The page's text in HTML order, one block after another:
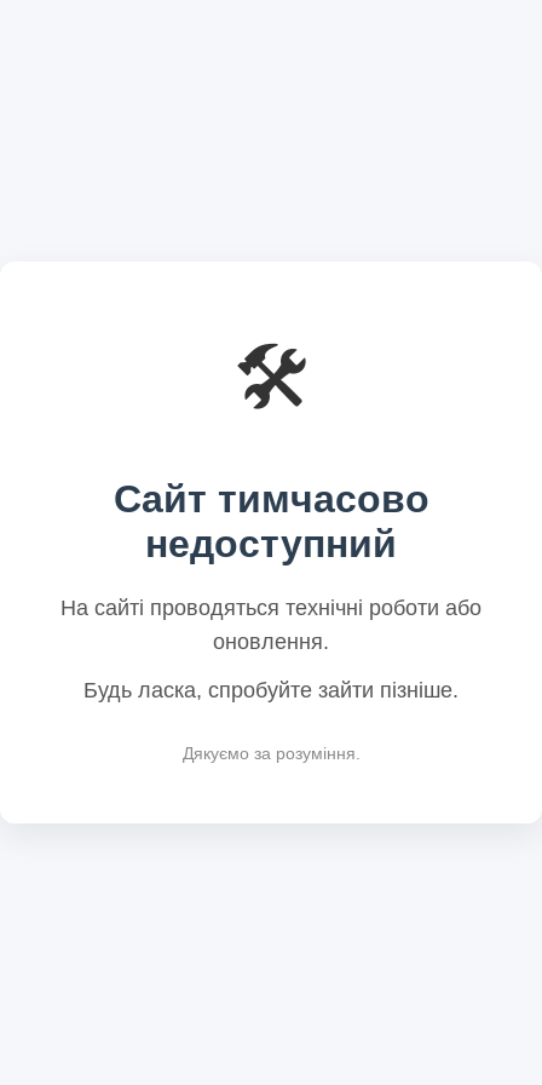
🛠️
Сайт тимчасово
недоступний
На сайті проводяться технічні роботи або
оновлення.
Будь ласка, спробуйте зайти пізніше.
Дякуємо за розуміння.